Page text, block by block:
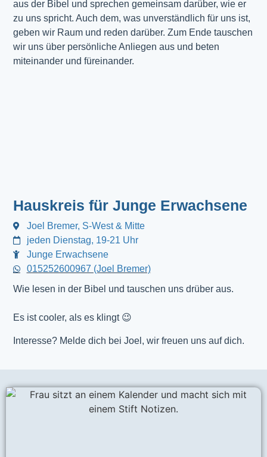
aus der Bibel und sprechen gemeinsam darüber, wie er
zu uns spricht. Auch dem, was unverständlich für uns ist,
geben wir Raum und reden darüber. Zum Ende tauschen
wir uns über persönliche Anliegen aus und beten
miteinander und füreinander.
Hauskreis für Junge Erwachsene
Joel Bremer, S-West & Mitte
jeden Dienstag, 19-21 Uhr
Junge Erwachsene
015252600967 (Joel Bremer)
Wie lesen in der Bibel und tauschen uns drüber aus.
Es ist cooler, als es klingt 😉
Interesse? Melde dich bei Joel, wir freuen uns auf dich.